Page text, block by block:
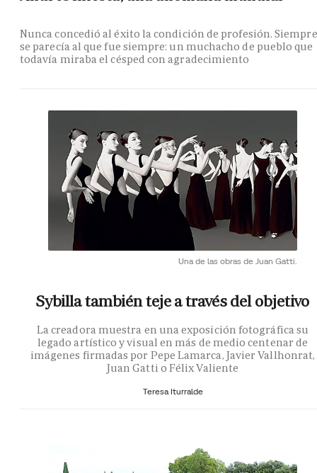
Nunca concedió al éxito la condición de profesión. Siempre
se parecía al que fue siempre: un muchacho de pueblo que
todavía miraba el césped con agradecimiento
Una de las obras de Juan Gatti.
Sybilla también teje a través del objetivo
La creadora muestra en una exposición fotográfica su
legado artístico y visual en más de medio centenar de
imágenes firmadas por Pepe Lamarca, Javier Vallhonrat,
Juan Gatti o Félix Valiente
Teresa Iturralde